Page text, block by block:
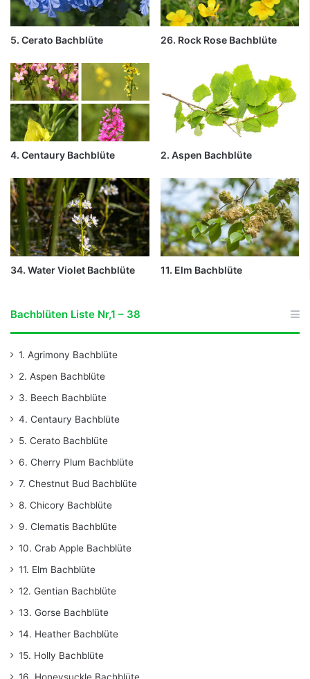
5. Cerato Bachblüte 26. Rock Rose Bachblüte
4. Centaury Bachblüte 2. Aspen Bachblüte
34. Water Violet Bachblüte 11. Elm Bachblüte
Bachblüten Liste Nr,1 – 38
1. Agrimony Bachblüte
2. Aspen Bachblüte
3. Beech Bachblüte
4. Centaury Bachblüte
5. Cerato Bachblüte
6. Cherry Plum Bachblüte
7. Chestnut Bud Bachblüte
8. Chicory Bachblüte
9. Clematis Bachblüte
10. Crab Apple Bachblüte
11. Elm Bachblüte
12. Gentian Bachblüte
13. Gorse Bachblüte
14. Heather Bachblüte
15. Holly Bachblüte